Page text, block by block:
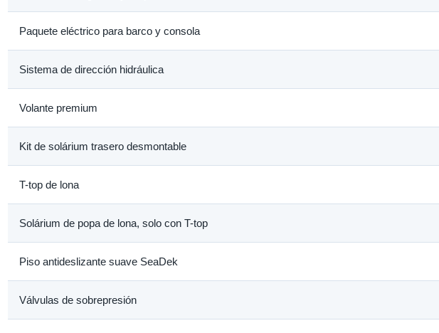
Paquete eléctrico para barco y consola
Sistema de dirección hidráulica
Volante premium
Kit de solárium trasero desmontable
T-top de lona
Solárium de popa de lona, solo con T-top
Piso antideslizante suave SeaDek
Válvulas de sobrepresión